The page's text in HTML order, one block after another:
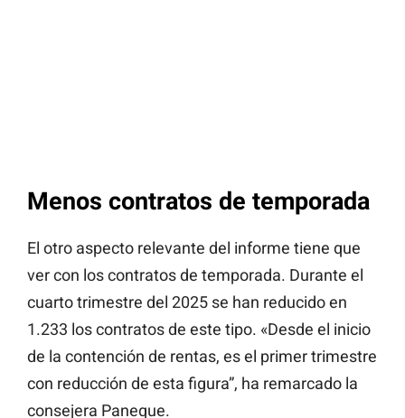
Menos contratos de temporada
El otro aspecto relevante del informe tiene que
ver con los contratos de temporada. Durante el
cuarto trimestre del 2025 se han reducido en
1.233 los contratos de este tipo. «Desde el inicio
de la contención de rentas, es el primer trimestre
con reducción de esta figura”, ha remarcado la
consejera Paneque.